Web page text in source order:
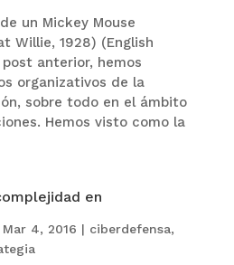
un Mickey Mouse
Willie, 1928) (English
anterior, hemos
organizativos de la
sobre todo en el ámbito
Hemos visto como la
en
Mar 4, 2016 | ciberdefensa,